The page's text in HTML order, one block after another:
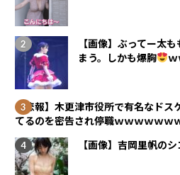
【画像】ぶってー太
まう。しかも爆胸
ｗ
【悲報】木更津市役所で有名なドス
てるのを密告され停職ｗｗｗｗｗｗ
【画像】吉岡里帆の